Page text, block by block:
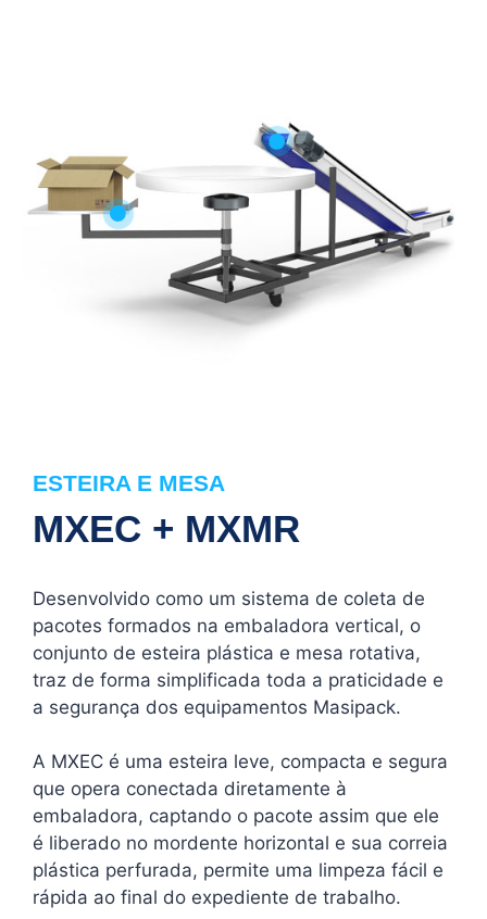
ESTEIRA E MESA
MXEC + MXMR
Desenvolvido como um sistema de coleta de
pacotes formados na embaladora vertical, o
conjunto de esteira plástica e mesa rotativa,
traz de forma simplificada toda a praticidade e
a segurança dos equipamentos Masipack.
A MXEC é uma esteira leve, compacta e segura
que opera conectada diretamente à
embaladora, captando o pacote assim que ele
é liberado no mordente horizontal e sua correia
plástica perfurada, permite uma limpeza fácil e
rápida ao final do expediente de trabalho.